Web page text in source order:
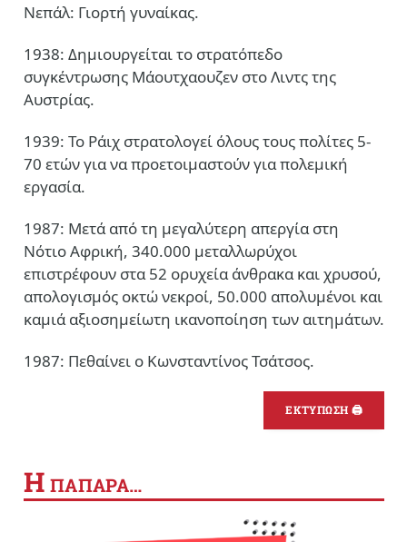
Νεπάλ: Γιορτή γυναίκας.
1938: Δημιουργείται το στρατόπεδο
συγκέντρωσης Μάουτχαουζεν στο Λιντς της
Αυστρίας.
1939: Το Ράιχ στρατολογεί όλους τους πολίτες 5-
70 ετών για να προετοιμαστούν για πολεμική
εργασία.
1987: Μετά από τη μεγαλύτερη απεργία στη
Νότιο Αφρική, 340.000 μεταλλωρύχοι
επιστρέφουν στα 52 ορυχεία άνθρακα και χρυσού,
απολογισμός οκτώ νεκροί, 50.000 απολυμένοι και
καμιά αξιοσημείωτη ικανοποίηση των αιτημάτων.
1987: Πεθαίνει ο Κωνσταντίνος Τσάτσος.
ΕΚΤΥΠΩΣΗ 🖨
Η ΠΑΠΑΡΑ…